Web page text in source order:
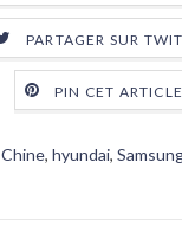
PARTAGER SUR
PIN CET ARTICLE
Chine, hyundai,